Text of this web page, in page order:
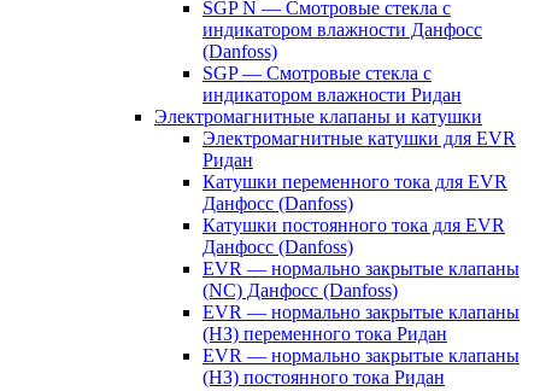
SGP N — Смотровые стекла с
индикатором влажности Данфосс
(Danfoss)
SGP — Смотровые стекла с
индикатором влажности Ридан
Электромагнитные клапаны и катушки
Электромагнитные катушки для EVR
Ридан
Катушки переменного тока для EVR
Данфосс (Danfoss)
Катушки постоянного тока для EVR
Данфосс (Danfoss)
EVR — нормально закрытые клапаны
(NC) Данфосс (Danfoss)
EVR — нормально закрытые клапаны
(НЗ) переменного тока Ридан
EVR — нормально закрытые клапаны
(НЗ) постоянного тока Ридан